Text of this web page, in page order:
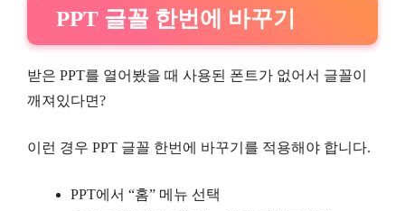
PPT 글꼴 한번에 바꾸기
받은 PPT를 열어봤을 때 사용된 폰트가 없어서 글꼴이
깨져있다면?
이런 경우 PPT 글꼴 한번에 바꾸기를 적용해야 합니다.
PPT에서 “홈” 메뉴 선택